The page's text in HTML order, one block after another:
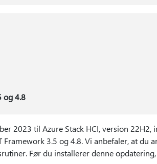
og 4.8
2023 til Azure Stack HCI, version
3.5 og 4.8. Vi anbefaler, at du
Før du installerer denne